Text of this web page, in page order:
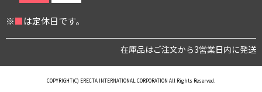
※■は定休日です。
在庫品はご注文から3営業日内に発送
COPYRIGHT(C) ERECTA INTERNATIONAL CORPORATION All Rights Reserved.